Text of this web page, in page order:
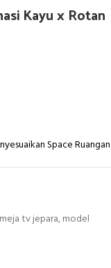
Kayu x Rotan
Space Ruangan
meja tv jepara,model